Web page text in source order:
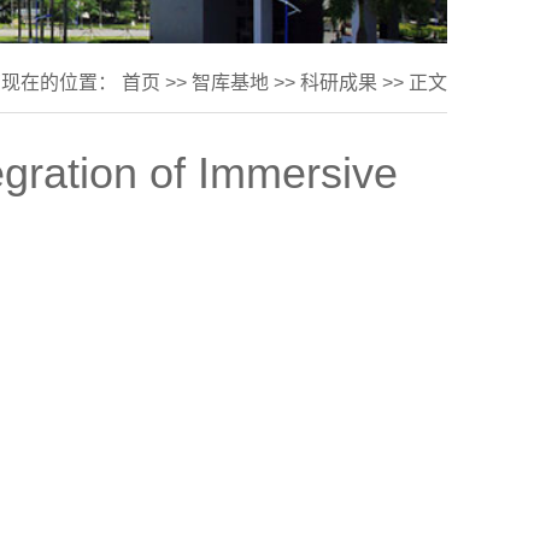
在的位置： 首页 >> 智库基地 >> 科研成果 >> 正文
of Immersive